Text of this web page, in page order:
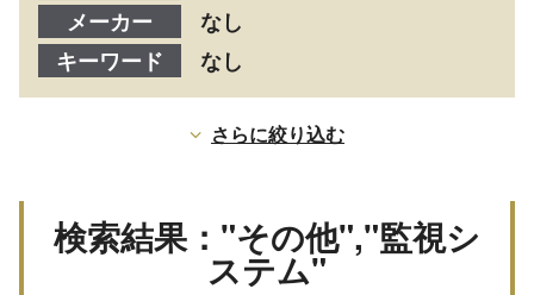
メーカー
なし
キーワード
なし
さらに絞り込む
検索結果："その他","監視シ
ステム"